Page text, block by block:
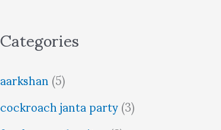
Categories
aarkshan(5)
cockroach janta party(3)